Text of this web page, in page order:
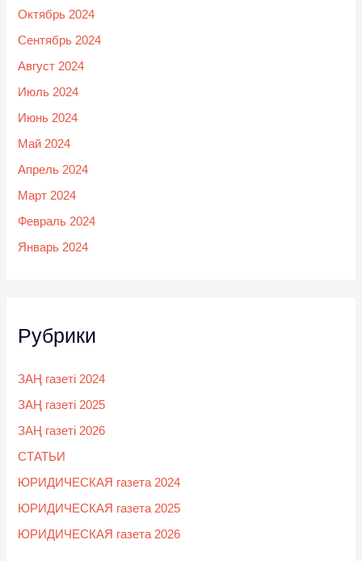
Октябрь 2024
Сентябрь 2024
Август 2024
Июль 2024
Июнь 2024
Май 2024
Апрель 2024
Март 2024
Февраль 2024
Январь 2024
Рубрики
ЗАҢ газеті 2024
ЗАҢ газеті 2025
ЗАҢ газеті 2026
СТАТЬИ
ЮРИДИЧЕСКАЯ газета 2024
ЮРИДИЧЕСКАЯ газета 2025
ЮРИДИЧЕСКАЯ газета 2026